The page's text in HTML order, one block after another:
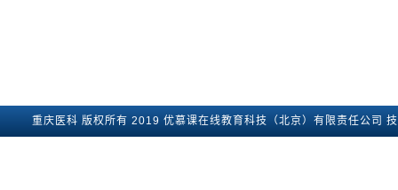
重庆医科 版权所有2019 优慕课在线教育科技（北京）有限责任公司